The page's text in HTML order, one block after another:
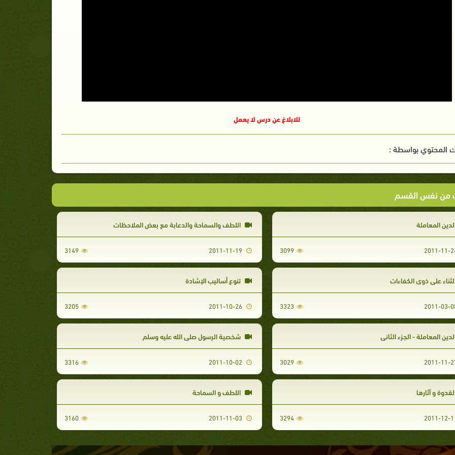
للابلاغ عن درس لا يعمل
المحتوي بواسطة :
من نفس القسم
المعاملة
3099
اللطف والسماحة والدعابة مع بعض الملاحظات
2011-11-19
3149
على ذوي الكفاءات
3323
تنوع أساليب الإشادة
2011-10-26
3205
المعاملة - الجزء الثاني
3029
شخصية الرسول صلى الله عليه وسلم
3316
و آثارها
3294
اللطف و السماحة
2011-11-03
3160